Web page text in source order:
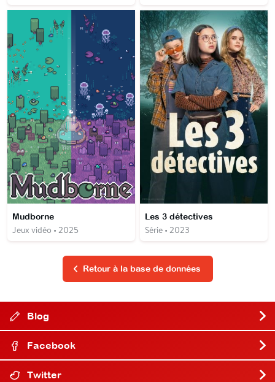
Mudborne
Jeux vidéo • 2025
Les 3 détectives
Série • 2023
Retour à la base de données
Blog
Facebook
Twitter